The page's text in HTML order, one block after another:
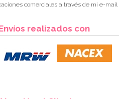
comerciales a través de mi e-
realizados con